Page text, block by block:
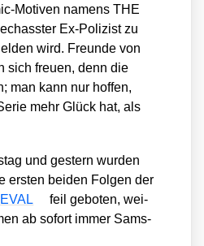
Moti­ven namens THE
Ex-Poli­zist zu
wird. Freun­de von
sich freu­en, denn die
man kann nur hof­fen,
mehr Glück hat, als
und ges­tern wur­den
ers­ten bei­den Fol­gen der
feil gebo­ten, wei­
ab sofort immer Sams­